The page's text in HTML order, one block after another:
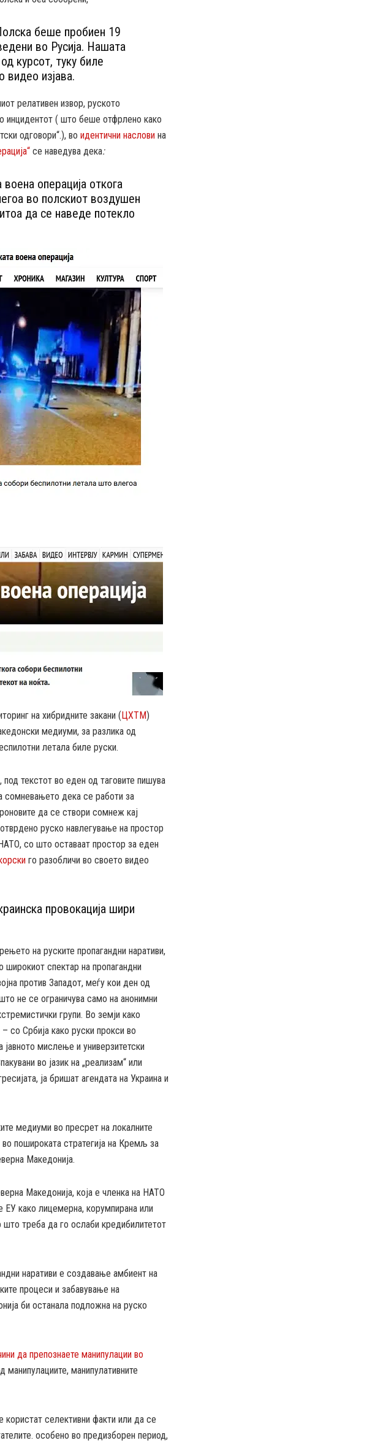
беше пробиен 19
во Русија. Нашата
курсот, туку биле
видео изјава.
релативен извор, руското
инцидентот ( што беше отфрлено како
одговори“.), во идентични наслови на
се наведува дека:
воена операција откога
во полскиот воздушен
да се наведе потекло
на хибридните закани (ЦХТМ)
медиуми, за разлика од
летала биле руски.
текстот во еден од таговите пишува
сомневањето дека се работи за
да се створи сомнеж кај
руско навлегување на простор
со што оставаат простор за еден
го разобличи во своето видео
провокација шири
на руските пропагандни наративи,
спектар на пропагандни
против Западот, меѓу кои ден од
не се ограничува само на анонимни
групи. Во земји како
со Србија како руски прокси во
јавното мислење и универзитетски
во јазик на „реализам“ или
ја бришат агендата на Украина и
медиуми во пресрет на локалните
пошироката стратегија на Кремљ за
Македонија.
Македонија, која е членка на НАТО
како лицемерна, корумпирана или
што треба да го ослаби кредибилитетот
наративи е создавање амбиент на
процеси и забавување на
би останала подложна на руско
да препознаете манипулации во
манипулациите, манипулативните
селективни факти или да се
особено во предизборен период,